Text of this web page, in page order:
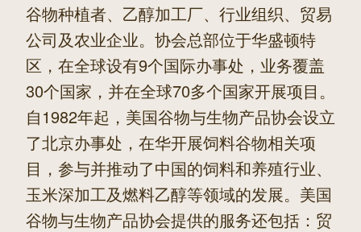
谷物种植者、乙醇加工厂、行业组织、贸易
公司及农业企业。协会总部位于华盛顿特
区，在全球设有9个国际办事处，业务覆盖
30个国家，并在全球70多个国家开展项目。
自1982年起，美国谷物与生物产品协会设立
了北京办事处，在华开展饲料谷物相关项
目，参与并推动了中国的饲料和养殖行业、
玉米深加工及燃料乙醇等领域的发展。美国
谷物与生物产品协会提供的服务还包括：贸